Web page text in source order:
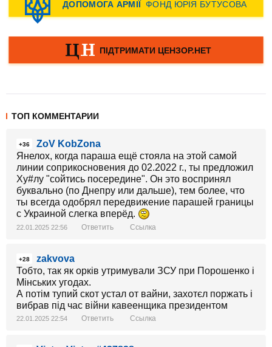
ТОП КОММЕНТАРИИ
+36
ZoV KobZona
Янелох, когда параша ещё стояла на этой самой
линии соприкосновения до 02.2022 г., ты предложил
Ху#лу "сойтись посередине". Он это воспринял
буквально (по Днепру или дальше), тем более, что
ты всегда одобрял передвижение парашей границы
с Украиной слегка вперёд.
22.01.2025 22:56 Ответить Ссылка
+28
zakvova
Тобто, так як орків утримували ЗСУ при Порошенко і
Мінських угодах.
А потім тупий скот устал от вайни, захотєл поржать і
вибрав під час війни кавеенщика президентом
22.01.2025 22:54 Ответить Ссылка